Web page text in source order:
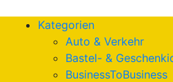
Kategorien
Auto & Verkehr
Bastel- &
BusinessToBusiness